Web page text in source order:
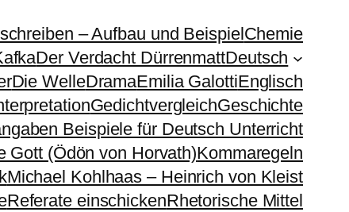
– Aufbau und BeispielChemie
Der Verdacht DürrenmattDeutsch
Die WelleDramaEmilia GalottiEnglisch
GedichtvergleichGeschichte
Beispiele für Deutsch Unterricht
Gott (Ödön von Horvath)Kommaregeln
Michael Kohlhaas – Heinrich von Kleist
Referate einschickenRhetorische Mittel